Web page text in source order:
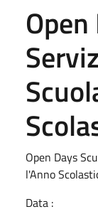
Open Days
l'Anno
Data :